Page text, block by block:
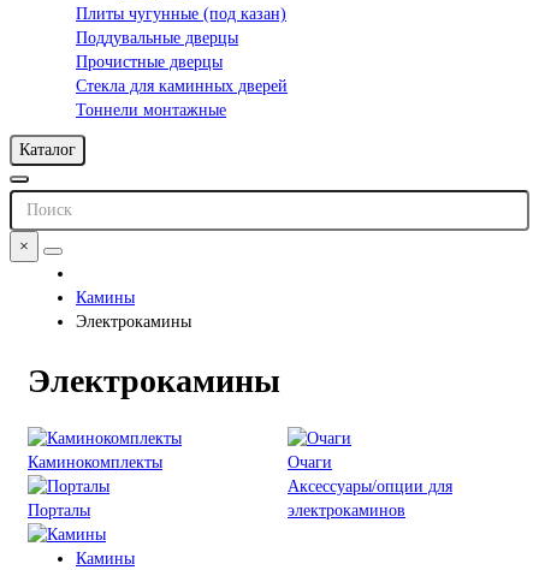
Плиты чугунные (под казан)
Поддувальные дверцы
Прочистные дверцы
Стекла для каминных дверей
Тоннели монтажные
Каталог
×
Камины
Электрокамины
Электрокамины
Каминокомплекты Очаги
Порталы
Аксессуары/опции для
электрокаминов
Камины